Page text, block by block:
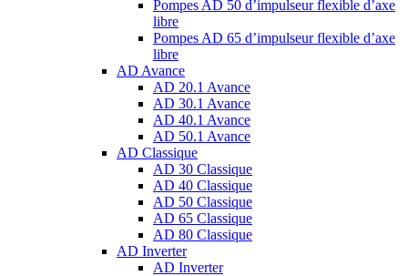
Pompes AD 50 d’impulseur flexible d’axe
libre
Pompes AD 65 d’impulseur flexible d’axe
libre
AD Avance
AD 20.1 Avance
AD 30.1 Avance
AD 40.1 Avance
AD 50.1 Avance
AD Classique
AD 30 Classique
AD 40 Classique
AD 50 Classique
AD 65 Classique
AD 80 Classique
AD Inverter
AD Inverter